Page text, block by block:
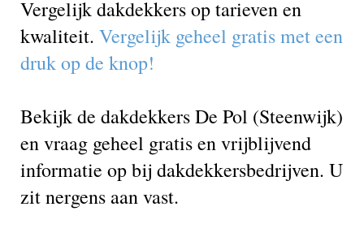
Vergelijk dakdekkers op tarieven en
kwaliteit. Vergelijk geheel gratis met een
druk op de knop!
Bekijk de dakdekkers De Pol (Steenwijk)
en vraag geheel gratis en vrijblijvend
informatie op bij dakdekkersbedrijven. U
zit nergens aan vast.